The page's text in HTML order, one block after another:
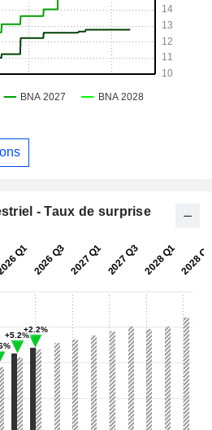
- Taux de surprise